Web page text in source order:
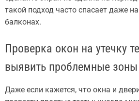
такой подход часто спасает даже
балконах.
Проверка окон на утечку
выявить проблемные зоны
Даже если кажется, что окна и